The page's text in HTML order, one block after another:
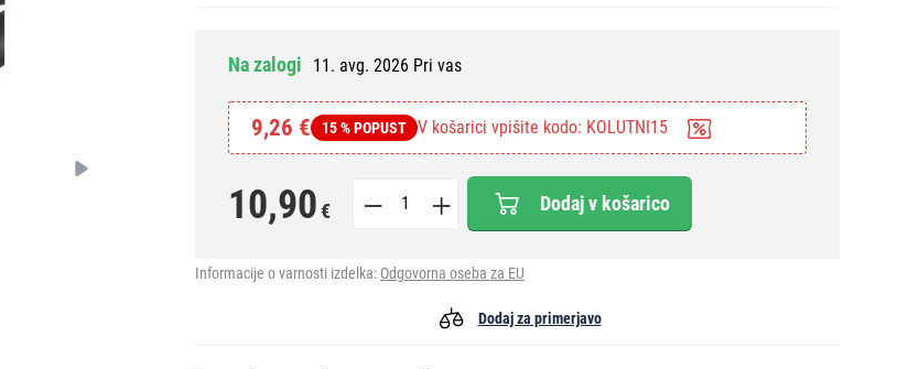
Na zalogi 11. avg. 2026 Pri vas
9,26 € 15 % POPUST V košarici vpišite kodo: KOLUTNI15
10,90€ Dodaj v košarico
Informacije o varnosti izdelka: Odgovorna oseba za EU
Dodaj za primerjavo